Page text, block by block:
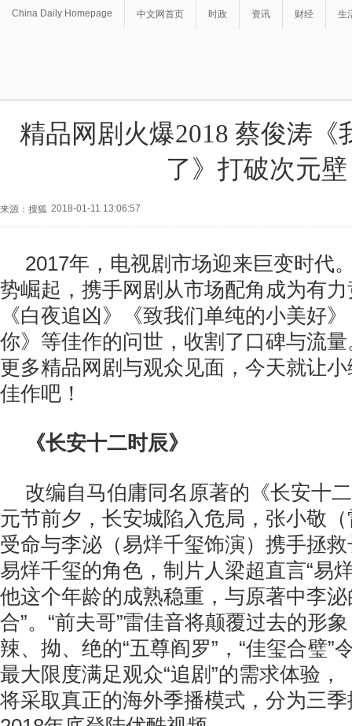
China Daily Homepage 中文网首页 时政 资讯 财经 生
精品网剧火爆2018 蔡俊涛《
了》打破次元壁
来源：搜狐 2018-01-11 13:06:57
2017年，电视剧市场迎来巨变时代
势崛起，携手网剧从市场配角成为有
《白夜追凶》《致我们单纯的小美好
你》等佳作的问世，收割了口碑与流
更多精品网剧与观众见面，今天就让
佳作吧！
《长安十二时辰》
改编自马伯庸同名原著的《长安十
元节前夕，长安城陷入危局，张小敬
受命与李泌（易烊千玺饰演）携手拯
易烊千玺的角色，制片人梁超直言“易
他这个年龄的成熟稳重，与原著中李
合”。“前夫哥”雷佳音将颠覆过去的形
辣、拗、绝的“五尊阎罗”，“佳玺合璧”
最大限度满足观众“追剧”的需求体验，
将采取真正的海外季播模式，分为三